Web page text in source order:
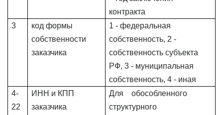
контракта
3
код формы
собственности
заказчика
1 - федеральная
собственность, 2 -
собственность субъекта
РФ, 3 - муниципальная
собственность, 4 - иная
4-
22
ИНН и КПП
заказчика
Для обособленного
структурного